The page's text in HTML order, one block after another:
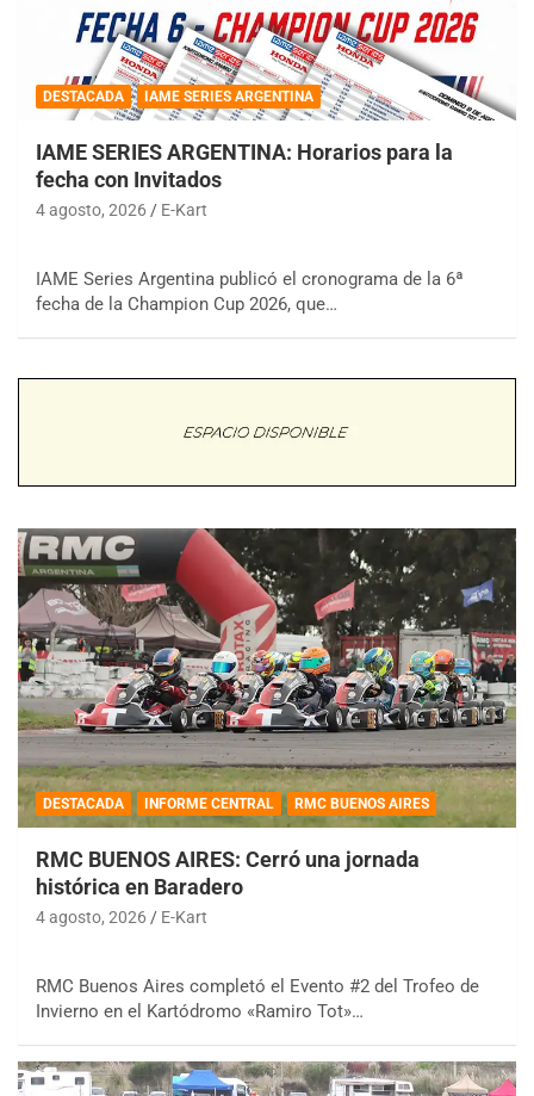
DESTACADA IAME SERIES ARGENTINA
IAME SERIES ARGENTINA: Horarios para la
fecha con Invitados
4 agosto, 2026 E-Kart
IAME Series Argentina publicó el cronograma de la 6ª
fecha de la Champion Cup 2026, que…
DESTACADA INFORME CENTRAL RMC BUENOS AIRES
RMC BUENOS AIRES: Cerró una jornada
histórica en Baradero
4 agosto, 2026 E-Kart
RMC Buenos Aires completó el Evento #2 del Trofeo de
Invierno en el Kartódromo «Ramiro Tot»…